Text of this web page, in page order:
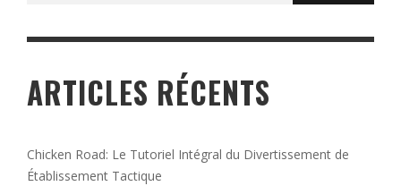
ARTICLES RÉCENTS
Chicken Road: Le Tutoriel Intégral du Divertissement de
Établissement Tactique